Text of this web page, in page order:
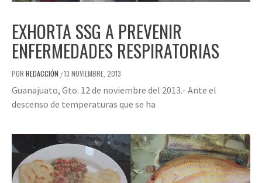
EXHORTA SSG A PREVENIR
ENFERMEDADES RESPIRATORIAS
POR REDACCIÓN /13 NOVIEMBRE, 2013
Guanajuato, Gto. 12 de noviembre del 2013.- Ante el
descenso de temperaturas que se ha